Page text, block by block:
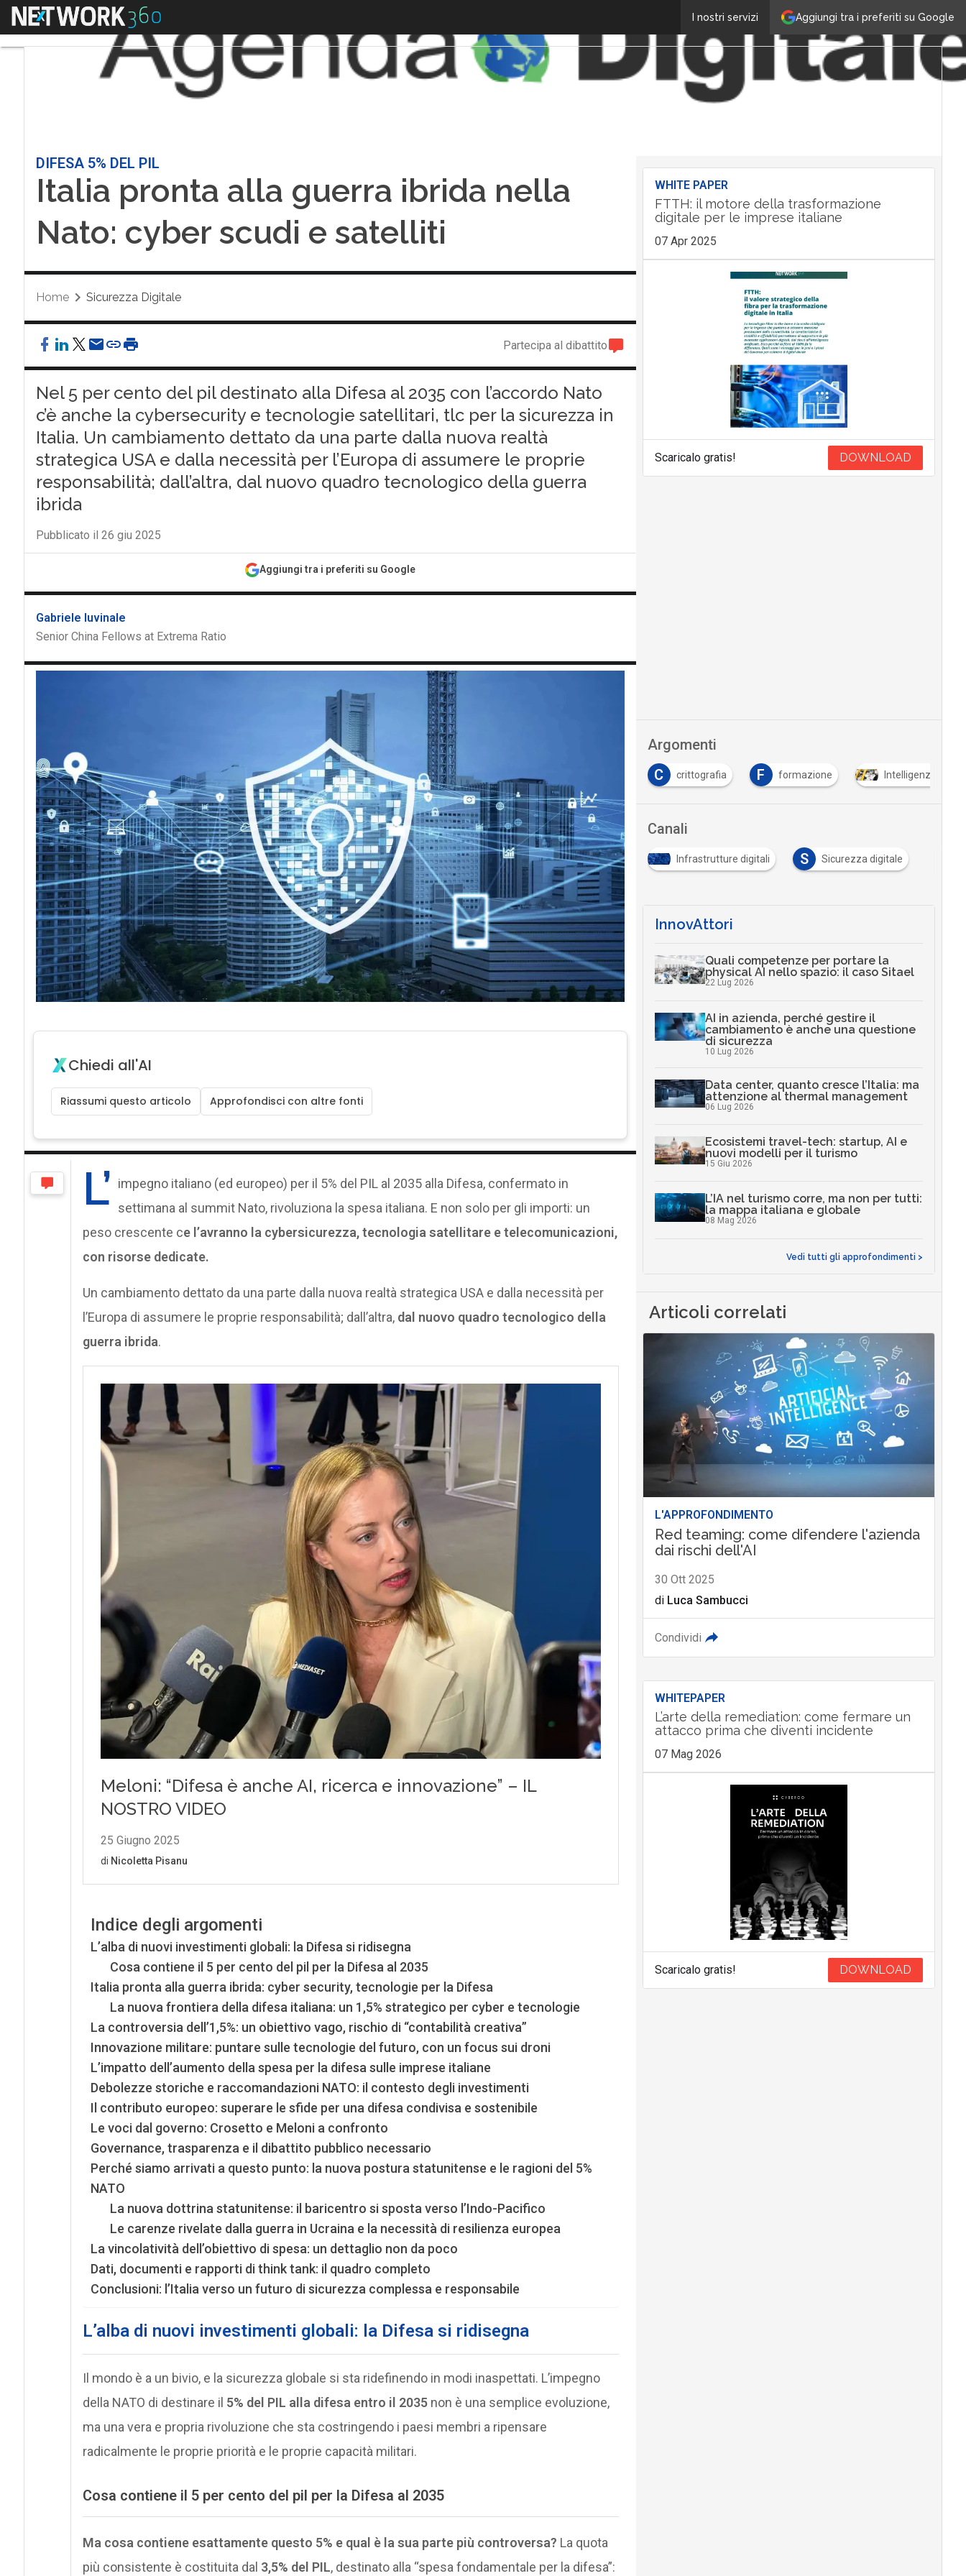
Aggiungi tra i preferiti su Google
I nostri servizi
Menu
DIFESA 5% DEL PIL
Italia pronta alla guerra ibrida nella
Nato: cyber scudi e satelliti
Home Sicurezza Digitale
Partecipa al dibattito
Nel 5 per cento del pil destinato alla Difesa al 2035 con l’accordo Nato
c’è anche la cybersecurity e tecnologie satellitari, tlc per la sicurezza in
Italia. Un cambiamento dettato da una parte dalla nuova realtà
strategica USA e dalla necessità per l’Europa di assumere le proprie
responsabilità; dall’altra, dal nuovo quadro tecnologico della guerra
ibrida
Pubblicato il 26 giu 2025
Aggiungi tra i preferiti su Google
Gabriele Iuvinale
Senior China Fellows at Extrema Ratio
Chiedi all'AI
Riassumi questo articolo Approfondisci con altre fonti
L’ impegno italiano (ed europeo) per il 5% del PIL al 2035 alla Difesa, confermato in
settimana al summit Nato, rivoluziona la spesa italiana. E non solo per gli importi: un
peso crescente ce l’avranno la cybersicurezza, tecnologia satellitare e telecomunicazioni,
con risorse dedicate.
Un cambiamento dettato da una parte dalla nuova realtà strategica USA e dalla necessità per
l’Europa di assumere le proprie responsabilità; dall’altra, dal nuovo quadro tecnologico della
guerra ibrida.
Indice degli argomenti
L’alba di nuovi investimenti globali: la Difesa si ridisegna
Cosa contiene il 5 per cento del pil per la Difesa al 2035
Italia pronta alla guerra ibrida: cyber security, tecnologie per la Difesa
La nuova frontiera della difesa italiana: un 1,5% strategico per cyber e tecnologie
La controversia dell’1,5%: un obiettivo vago, rischio di “contabilità creativa”
Innovazione militare: puntare sulle tecnologie del futuro, con un focus sui droni
L’impatto dell’aumento della spesa per la difesa sulle imprese italiane
Debolezze storiche e raccomandazioni NATO: il contesto degli investimenti
Il contributo europeo: superare le sfide per una difesa condivisa e sostenibile
Le voci dal governo: Crosetto e Meloni a confronto
Governance, trasparenza e il dibattito pubblico necessario
Perché siamo arrivati a questo punto: la nuova postura statunitense e le ragioni del 5%
NATO
La nuova dottrina statunitense: il baricentro si sposta verso l’Indo-Pacifico
Le carenze rivelate dalla guerra in Ucraina e la necessità di resilienza europea
La vincolatività dell’obiettivo di spesa: un dettaglio non da poco
Dati, documenti e rapporti di think tank: il quadro completo
Conclusioni: l’Italia verso un futuro di sicurezza complessa e responsabile
L’alba di nuovi investimenti globali: la Difesa si ridisegna
Il mondo è a un bivio, e la sicurezza globale si sta ridefinendo in modi inaspettati. L’impegno
della NATO di destinare il 5% del PIL alla difesa entro il 2035non è una semplice evoluzione,
ma una vera e propria rivoluzione che sta costringendo i paesi membri a ripensare
radicalmente le proprie priorità e le proprie capacità militari.
Cosa contiene il 5 per cento del pil per la Difesa al 2035
Ma cosa contiene esattamente questo 5% e qual è la sua parte più controversa? La quota
più consistente è costituita dal 3,5% del PIL, destinato alla “spesa fondamentale per la difesa”:
WHITE PAPER
FTTH: il motore della trasformazione
digitale per le imprese italiane
07 Apr 2025
Scaricalo gratis! DOWNLOAD
Argomenti
F formazione Intelligenza Artificiale M
Canali
Infrastrutture digitali S Sicurezza digitale
InnovAttori
Quali competenze per portare la
physical AI nello spazio: il caso Sitael
22 Lug 2026
AI in azienda, perché gestire il
cambiamento è anche una questione
di sicurezza
10 Lug 2026
Data center, quanto cresce l’Italia: ma
attenzione al thermal management
06 Lug 2026
Ecosistemi travel-tech: startup, AI e
nuovi modelli per il turismo
15 Giu 2026
L’IA nel turismo corre, ma non per tutti:
la mappa italiana e globale
08 Mag 2026
Vedi tutti gli approfondimenti >
Articoli correlati
L'APPROFONDIMENTO
Red teaming: come difendere l'azienda
dai rischi dell'AI
30 Ott 2025
di Luca Sambucci
Condividi
WHITEPAPER
L’arte della remediation: come fermare un
attacco prima che diventi incidente
07 Mag 2026
Scaricalo gratis! DOWNLOAD